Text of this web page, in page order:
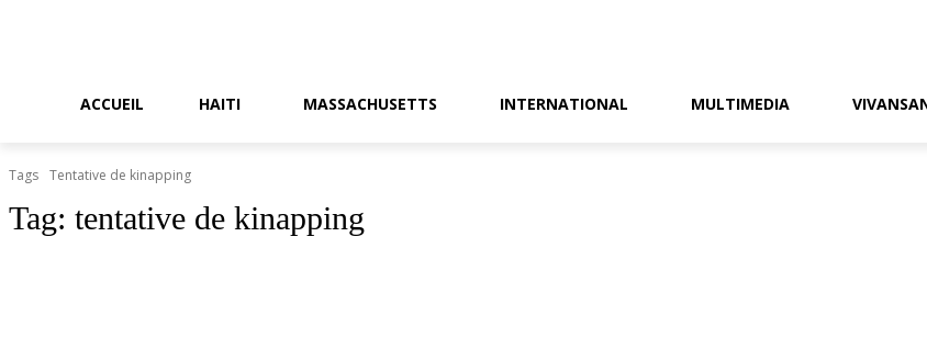
ACCUEIL HAITI MASSACHUSETTS INTERNATIONAL MULTIMEDIA
Tags Tentative de kinapping
Tag: tentative de kinapping